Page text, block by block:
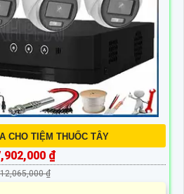
CHO TIỆM THUỐC TÂY
₫
12,065,000 ₫